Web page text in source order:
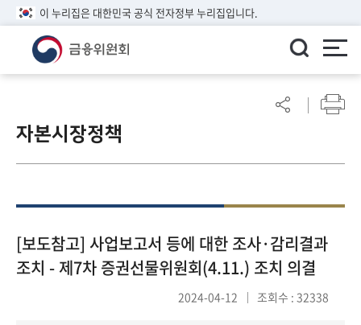
이 누리집은 대한민국 공식 전자정부 누리집입니다.
린
이알
참
여
마
자본시장정책
[보도참고] 사업보고서 등에 대한 조사·감리결과
조치 - 제7차 증권선물위원회(4.11.) 조치 의결
2024-04-12 조회수 : 32338